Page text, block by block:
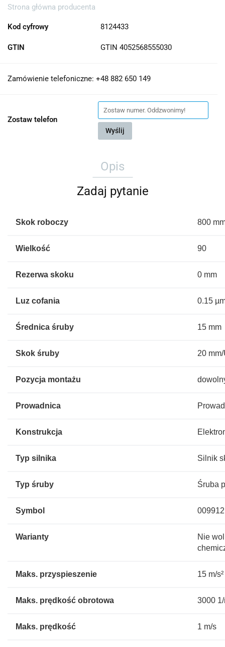
Strona główna producenta
Kod cyfrowy 8124433
GTIN GTIN 4052568555030
Zamówienie telefoniczne: +48 882 650 149
Zostaw telefon
Wyślij
Opis
Zadaj pytanie
Skok roboczy 800
Wielkość 90
Rezerwa skoku 0 mm
Luz cofania 0.15
Średnica śruby 15 mm
Skok śruby 20
Pozycja montażu
Prowadnica
Konstrukcja
Typ silnika Silnik
Typ śruby Śruba
Symbol
Warianty
Nie
Maks. przyspieszenie 15 m/s²
Maks. prędkość obrotowa 3000
Maks. prędkość 1 m/s